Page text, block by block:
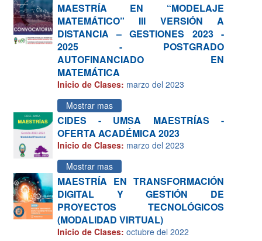
MAESTRÍA EN “MODELAJE
MATEMÁTICO” III VERSIÓN A
DISTANCIA – GESTIONES 2023 -
2025 - POSTGRADO
AUTOFINANCIADO EN
MATEMÁTICA
Inicio de Clases: marzo del 2023
Mostrar mas
CIDES - UMSA MAESTRÍAS -
OFERTA ACADÉMICA 2023
Inicio de Clases: marzo del 2023
Mostrar mas
MAESTRÍA EN TRANSFORMACIÓN
DIGITAL Y GESTIÓN DE
PROYECTOS TECNOLÓGICOS
(MODALIDAD VIRTUAL)
Inicio de Clases: octubre del 2022